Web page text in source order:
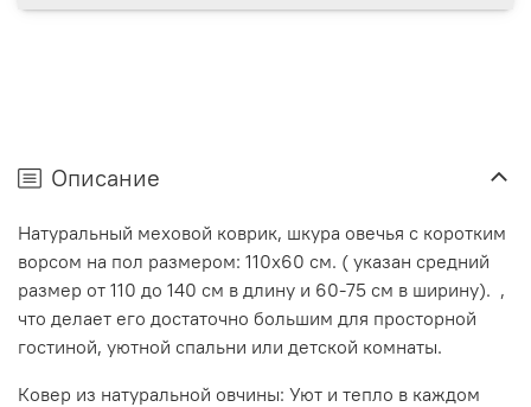
Описание
Натуральный меховой коврик, шкура овечья с коротким
ворсом на пол размером: 110х60 см. ( указан средний
размер от 110 до 140 см в длину и 60-75 см в ширину). ,
что делает его достаточно большим для просторной
гостиной, уютной спальни или детской комнаты.
Ковер из натуральной овчины: Уют и тепло в каждом